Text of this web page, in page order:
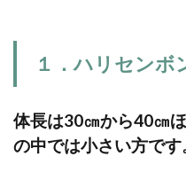
オ
さ
貝を
１．ハリセンボ
体長は30㎝から40㎝
の中では小さい方です